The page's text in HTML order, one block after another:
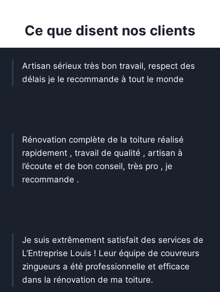
Ce que disent nos clients
Artisan sérieux très bon travail, respect des
délais je le recommande à tout le monde
Rénovation complète de la toiture réalisé
rapidement , travail de qualité , artisan à
l’écoute et de bon conseil, très pro , je
recommande .
Je suis extrêmement satisfait des services de
L’Entreprise Louis ! Leur équipe de couvreurs
zingueurs a été professionnelle et efficace
dans la rénovation de ma toiture.